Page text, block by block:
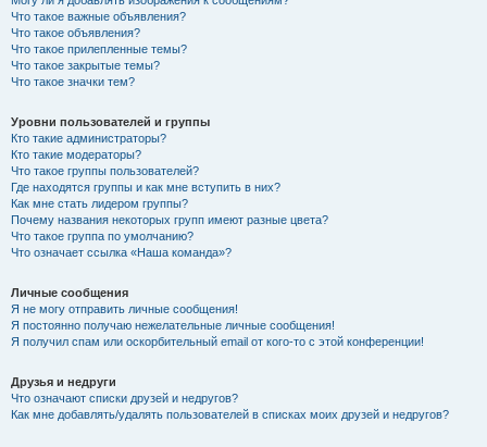
Что такое важные объявления?
Что такое объявления?
Что такое прилепленные темы?
Что такое закрытые темы?
Что такое значки тем?
Уровни пользователей и группы
Кто такие администраторы?
Кто такие модераторы?
Что такое группы пользователей?
Где находятся группы и как мне вступить в них?
Как мне стать лидером группы?
Почему названия некоторых групп имеют разные цвета?
Что такое группа по умолчанию?
Что означает ссылка «Наша команда»?
Личные сообщения
Я не могу отправить личные сообщения!
Я постоянно получаю нежелательные личные сообщения!
Я получил спам или оскорбительный email от кого-то с этой конференции!
Друзья и недруги
Что означают списки друзей и недругов?
Как мне добавлять/удалять пользователей в списках моих друзей и недругов?